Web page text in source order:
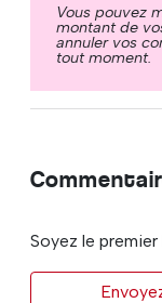
Vous pouvez
montant de
annuler vos
tout moment.
Soyez le